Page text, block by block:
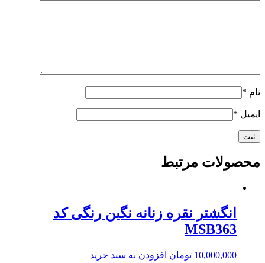
نام *
ایمیل *
محصولات مرتبط
انگشتر نقره زنانه نگین رنگی کد
MSB363
10,000,000 تومان افزودن به سبد خرید